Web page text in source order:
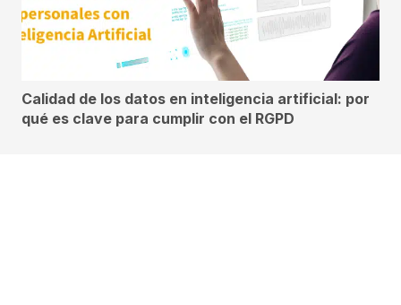
Calidad de los datos en inteligencia artificial: por
qué es clave para cumplir con el RGPD